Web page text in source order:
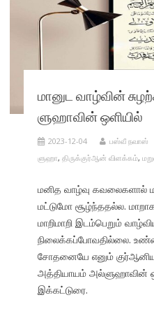
மானுட வாழ்வின்
ளுஹாவின் ஒளியில்
2023-12-04 பஸ்வீ நவாஸ்
ளுஹா, திருக்குர்ஆன் விளக்கம்,
மனித வாழ்வு கவலைகளால்
மட்டுமோ சூழ்ந்ததல்ல.
மாறிமாறி இடம்பெறும்
நிலைக்கப்போவதில்லை.
சோதனையே எனும்
அத்தியாயம் அல்ளுஹாவின்
இக்கட்டுரை.